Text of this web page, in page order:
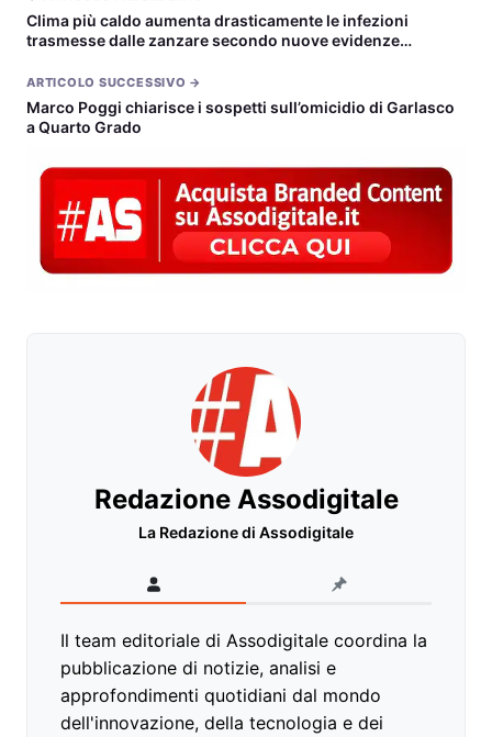
Clima più caldo aumenta drasticamente le infezioni
trasmesse dalle zanzare secondo nuove evidenze
ARTICOLO SUCCESSIVO →
Marco Poggi chiarisce i sospetti sull’omicidio di Garlasco
a Quarto Grado
Redazione Assodigitale
La Redazione di Assodigitale
Il team editoriale di Assodigitale coordina la
pubblicazione di notizie, analisi e
approfondimenti quotidiani dal mondo
dell'innovazione, della tecnologia e dei